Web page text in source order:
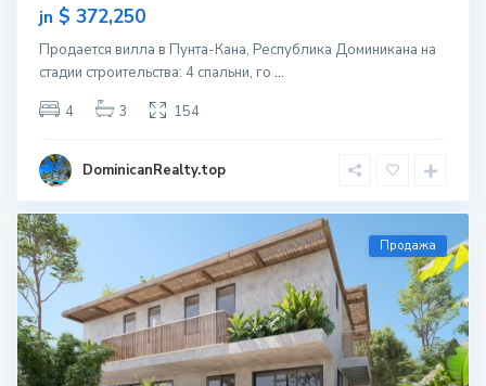
jn $ 372,250
Продается вилла в Пунта-Кана, Республика Доминикана на
стадии строительcтва: 4 спальни, го ...
4
3 154
DominicanRealty.top
Продажа